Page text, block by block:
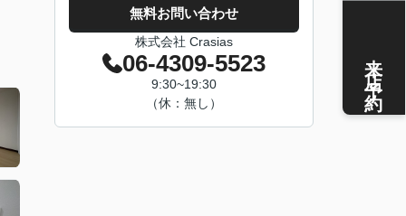
無料お問い合わせ
株式会社 Crasias
06-4309-5523
9:30~19:30
（休：無し）
来店予約